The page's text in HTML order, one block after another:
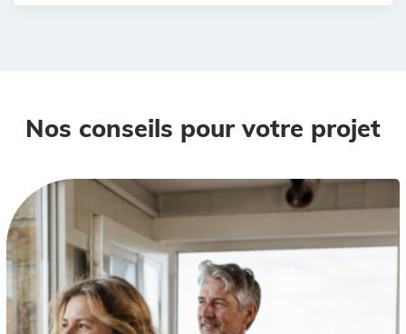
Nos conseils pour votre projet